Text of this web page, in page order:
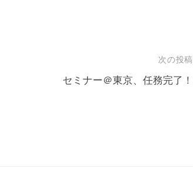
次の投稿
セミナー＠東京、任務完了！